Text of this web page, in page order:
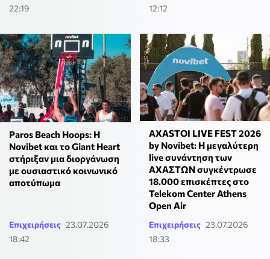
22:19
12:12
Paros Beach Hoops: Η
Novibet και το Giant Heart
στήριξαν μια διοργάνωση
με ουσιαστικό κοινωνικό
αποτύπωμα
Επιχειρήσεις 23.07.2026
18:42
AXASTOI LIVE FEST 2026
by Novibet: Η μεγαλύτερη
live συνάντηση των
ΑΧΑΣΤΩΝ συγκέντρωσε
18.000 επισκέπτες στο
Telekom Center Athens
Open Air
Επιχειρήσεις 23.07.2026
18:33